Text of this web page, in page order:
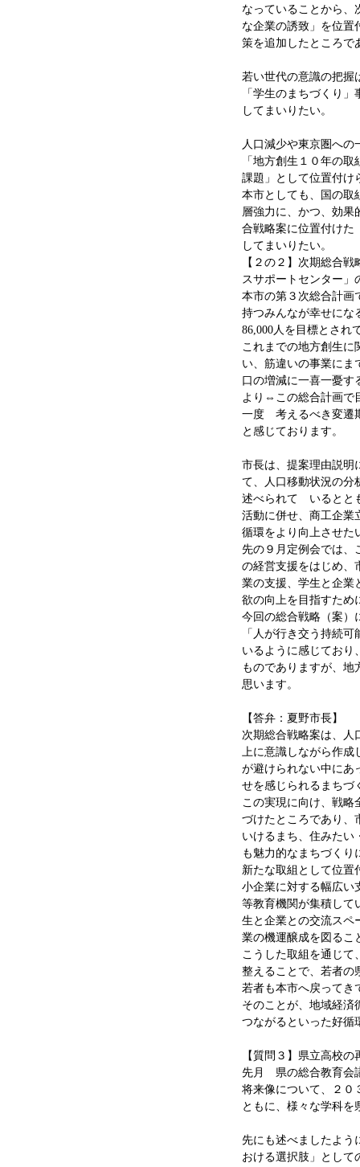
なっていることから、
な企業の誘致」を位置
策を追加したところで
若い世代の意識の把握
「学生のまちづくり
してまいりたい。
人口減少や東京圏への
「地方創生１０年の
課題」として位置付け
本市としても、国の取
層強力に、かつ、効果
合戦略案に位置付けた
してまいりたい。
【２の２】次期総合
スサポートセンター
本市の第３次総合計画
持つみんなが幸せにな
86,000人を目標とされ
これまでの地方創生
い、筋違いの事業に
口の増減に一喜一憂す
より⇔この総合計画で
一度 考えるべき変
と感じております。
市長は、提案理由説明
て、人口移動状況の
述べられて いるとと
活動に併せ、商工企業
循環をより向上させた
先の９月定例会では、
の経営支援をはじめ
業の支援、学生と企
欲の向上を目指すため
今回の総合戦略（案）
「人が行き交う持続
いるように感じており
ものでありますが、地
思います。
【答弁：夏野市長】
次期総合戦略案は、人
上に意識しながら作成
が避けられない中にあ
せを感じられるまちづ
この実現に向け、戦略
づけたところであり、
いけるまち、住みたい
も魅力的なまちづくり
新たな取組として位置
小企業に対する幅広い
等教育機関が集積して
生と企業との交流スペ
業の機運醸成を図るこ
こうした取組を通じて
整えることで、若者の
若者も本市へ戻ってき
そのことが、地域経済
つながるといった好循
【質問３】県立高校
先月 県の総合教育会
将来像について、２０
ともに、様々な学科を
先にも述べましたよう
おける選択肢」として